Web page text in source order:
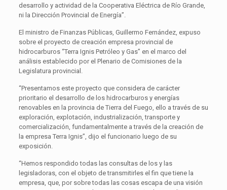
desarrollo y actividad de la Cooperativa Eléctrica de Río Grande,
ni la Dirección Provincial de Energía”.
El ministro de Finanzas Públicas, Guillermo Fernández, expuso
sobre el proyecto de creación empresa provincial de
hidrocarburos “Terra Ignis Petróleo y Gas” en el marco del
análisis establecido por el Plenario de Comisiones de la
Legislatura provincial.
“Presentamos este proyecto que considera de carácter
prioritario el desarrollo de los hidrocarburos y energías
renovables en la provincia de Tierra del Fuego, ello a través de su
exploración, explotación, industrialización, transporte y
comercialización, fundamentalmente a través de la creación de
la empresa Terra Ignis”, dijo el funcionario luego de su
exposición.
“Hemos respondido todas las consultas de los y las
legisladoras, con el objeto de transmitirles el fin que tiene la
empresa, que, por sobre todas las cosas escapa de una visión